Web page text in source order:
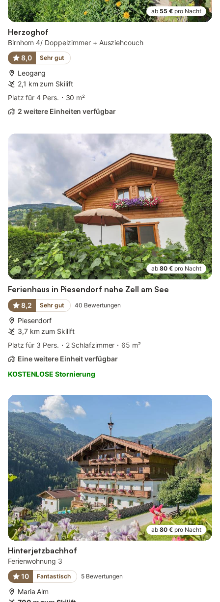
ab 55 € pro Nacht
Herzoghof
Birnhorn 4/ Doppelzimmer + Ausziehcouch
8,0
Sehr gut
Leogang
2,1 km zum Skilift
Platz für 4 Pers.
30 m²
2 weitere Einheiten verfügbar
ab 80 € pro Nacht
Ferienhaus in Piesendorf nahe Zell am See
8,2 Sehr gut 40 Bewertungen
Piesendorf
3,7 km zum Skilift
Platz für 3 Pers.
2 Schlafzimmer
65 m²
Eine weitere Einheit verfügbar
KOSTENLOSE Stornierung
ab 80 € pro Nacht
Hinterjetzbachhof
Ferienwohnung 3
10
Fantastisch 5 Bewertungen
Maria Alm